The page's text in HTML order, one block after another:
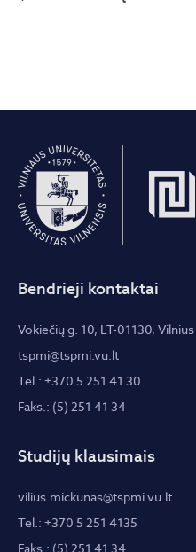
Bendrieji kontaktai
Vokiečių g. 10, LT-01130, Vilnius
tspmi@tspmi.vu.lt
Tel.: +370 5 251 41 30
Faks.: (5) 251 41 34
Studijų klausimais
vilius.mickunas@tspmi.vu.lt
Tel.: +370 5 251 4135
Faks.: (5) 251 41 34